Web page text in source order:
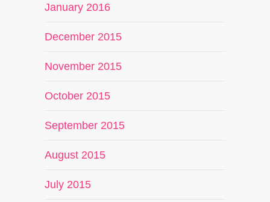
January 2016
December 2015
November 2015
October 2015
September 2015
August 2015
July 2015